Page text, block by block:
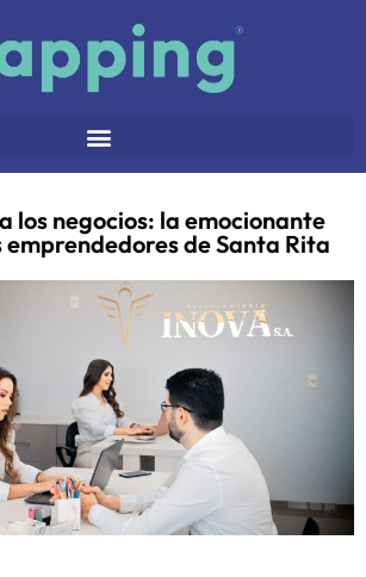
los negocios: la emocionante
de Santa Rita